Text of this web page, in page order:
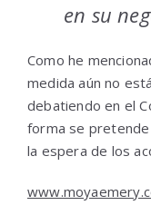
en su
Como he
medida aún no
debatiendo en el
forma se
la espera de los